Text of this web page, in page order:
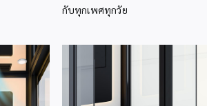
กับทุกเพศทุกวัย